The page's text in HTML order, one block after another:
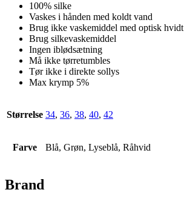
100% silke
Vaskes i hånden med koldt vand
Brug ikke vaskemiddel med optisk hvidt
Brug silkevaskemiddel
Ingen iblødsætning
Må ikke tørretumbles
Tør ikke i direkte sollys
Max krymp 5%
Størrelse 34, 36, 38, 40, 42
Farve Blå, Grøn, Lyseblå, Råhvid
Brand